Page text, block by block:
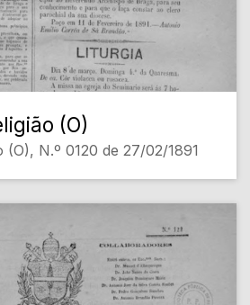
(O)
(O), N.º 0120 de 27/02/1891